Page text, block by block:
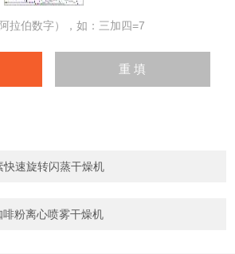
拉伯数字），如：三加四=7
快速旋转闪蒸干燥机
啡粉离心喷雾干燥机